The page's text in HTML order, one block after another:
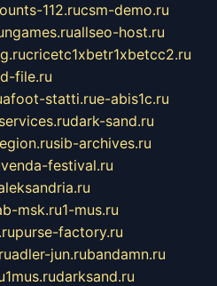
112.rucsm-demo.ru
allseo-host.ru
cricetc1xbetr1xbetcc2.ru
file.ru
statti.rue-abis1c.ru
dark-sand.ru
sib-archives.ru
venda-festival.ru
msk.ru1-mus.ru
purse-factory.ru
adler-jun.rubandamn.ru
1mus.rudarksand.ru